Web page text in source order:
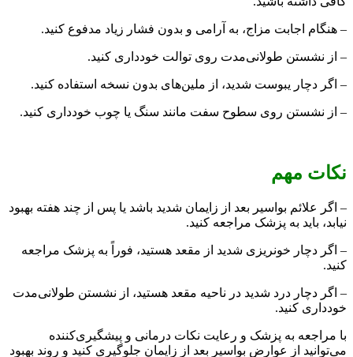
– هنگام اجابت مزاج، به آرامی و بدون فشار زیاد مدفوع کنید.
– از نشستن طولانی‌مدت روی توالت خودداری کنید.
– اگر دچار یبوست شدید، از ملین‌های بدون نسخه استفاده کنید.
– از نشستن روی سطوح سفت مانند سنگ یا چوب خودداری کنید.
نکات مهم
– اگر علائم بواسیر بعد از زایمان شدید باشد یا پس از چند هفته بهبود
نیابد، باید به پزشک مراجعه کنید.
– اگر دچار خونریزی شدید از مقعد هستید، فوراً به پزشک مراجعه
کنید.
– اگر دچار درد شدید در ناحیه مقعد هستید، از نشستن طولانی‌مدت
خودداری کنید.
با مراجعه به پزشک و رعایت نکات درمانی و پیشگیری‌کننده
می‌توانید از عوارض بواسیر بعد از زایمان جلوگیری کنید و روند بهبود